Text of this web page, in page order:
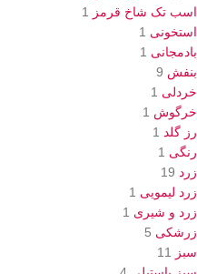
اسب تک شاخ قرمز
1
استخونی 1
بادمجانی 1
بنفش 9
خردلی 1
خرگوش 1
رز گلد 1
رنگی 1
زرد 19
زرد لیمویی 1
زرد و شیری 1
زرشکی 5
سبز
11